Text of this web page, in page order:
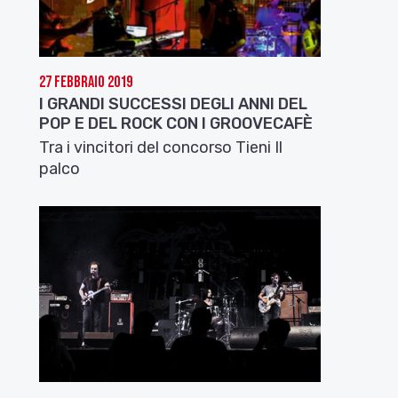
27 Febbraio 2019
I GRANDI SUCCESSI DEGLI ANNI DEL
POP E DEL ROCK CON I GROOVECAFÈ
Tra i vincitori del concorso Tieni Il
palco